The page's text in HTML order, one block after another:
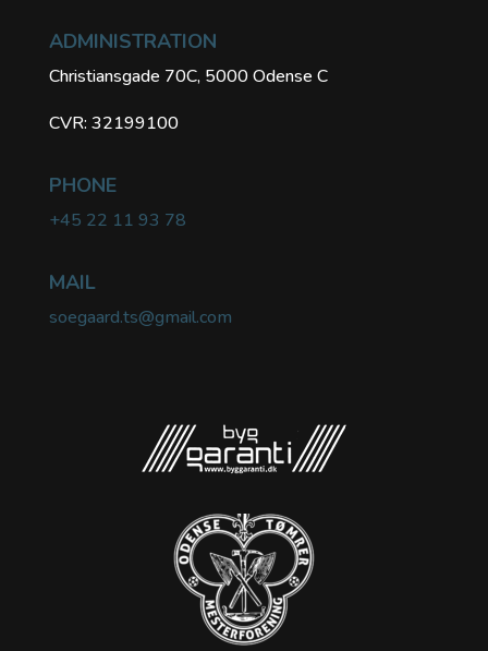
ADMINISTRATION
Christiansgade 70C, 5000 Odense C
CVR: 32199100
PHONE
+45 22 11 93 78
MAIL
soegaard.ts@gmail.com